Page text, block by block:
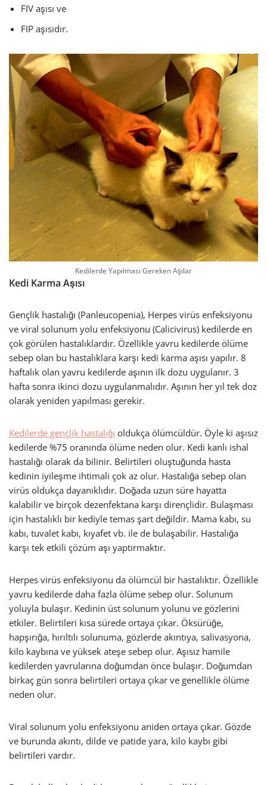
FIV aşısı ve
FIP aşısıdır.
Kedilerde Yapılması Gereken Aşılar
Kedi Karma Aşısı
Gençlik hastalığı (Panleucopenia), Herpes virüs enfeksiyonu
ve viral solunum yolu enfeksiyonu (Calicivirus) kedilerde en
çok görülen hastalıklardır. Özellikle yavru kedilerde ölüme
sebep olan bu hastalıklara karşı kedi karma aşısı yapılır. 8
haftalık olan yavru kedilerde aşının ilk dozu uygulanır. 3
hafta sonra ikinci dozu uygulanmalıdır. Aşının her yıl tek doz
olarak yeniden yapılması gerekir.
Kedilerde gençlik hastalığı oldukça ölümcüldür. Öyle ki aşısız
kedilerde %75 oranında ölüme neden olur. Kedi kanlı ishal
hastalığı olarak da bilinir. Belirtileri oluştuğunda hasta
kedinin iyileşme ihtimali çok az olur. Hastalığa sebep olan
virüs oldukça dayanıklıdır. Doğada uzun süre hayatta
kalabilir ve birçok dezenfektana karşı dirençlidir. Bulaşması
için hastalıklı bir kediyle temas şart değildir. Mama kabı, su
kabı, tuvalet kabı, kıyafet vb. ile de bulaşabilir. Hastalığa
karşı tek etkili çözüm aşı yaptırmaktır.
Herpes virüs enfeksiyonu da ölümcül bir hastalıktır. Özellikle
yavru kedilerde daha fazla ölüme sebep olur. Solunum
yoluyla bulaşır. Kedinin üst solunum yolunu ve gözlerini
etkiler. Belirtileri kısa sürede ortaya çıkar. Öksürüğe,
hapşırığa, hırıltılı solunuma, gözlerde akıntıya, salivasyona,
kilo kaybına ve yüksek ateşe sebep olur. Aşısız hamile
kedilerden yavrularına doğumdan önce bulaşır. Doğumdan
birkaç gün sonra belirtileri ortaya çıkar ve genellikle ölüme
neden olur.
Viral solunum yolu enfeksiyonu aniden ortaya çıkar. Gözde
ve burunda akıntı, dilde ve patide yara, kilo kaybı gibi
belirtileri vardır.